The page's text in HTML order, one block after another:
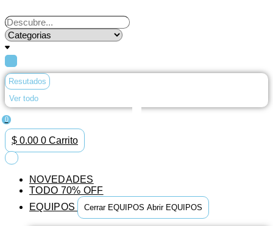
al
contenido
Search
...
Resutados
Ver todo
0
$ 0.00 0 Carrito
NOVEDADES
TODO 70% OFF
EQUIPOS
Cerrar EQUIPOS Abrir EQUIPOS